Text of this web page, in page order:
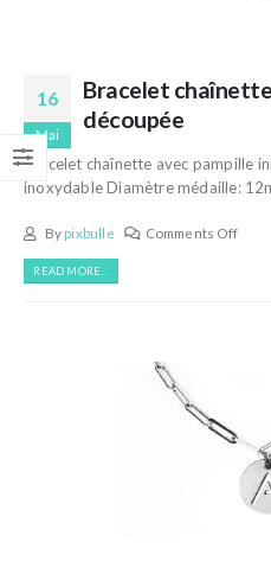
16
Mai
Bracelet
découpée
Bracelet chaînette avec pampille
inoxydable Diamètre médaille:
Bypixbulle Comments Off
READ MORE...